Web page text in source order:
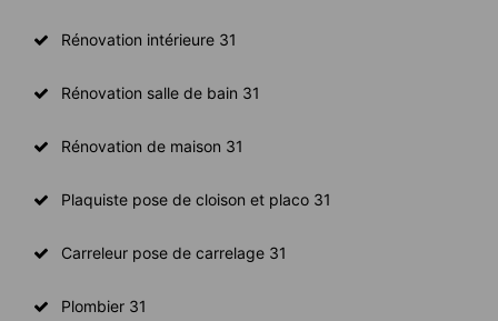
Rénovation intérieure 31
Rénovation salle de bain 31
Rénovation de maison 31
Plaquiste pose de cloison et placo 31
Carreleur pose de carrelage 31
Plombier 31